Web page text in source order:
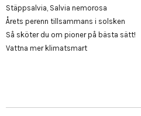
Stäppsalvia, Salvia nemorosa
Årets perenn tillsammans i solsken
Så sköter du om pioner på bästa sätt!
Vattna mer klimatsmart